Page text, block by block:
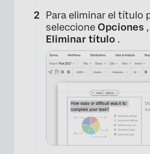
Para eliminar el título
seleccione Opciones
Eliminar título .